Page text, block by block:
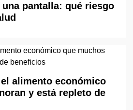
pantalla: qué riesgo
alimento económico
y está repleto de